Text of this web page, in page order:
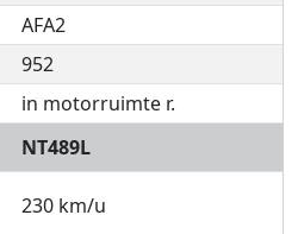
AFA2
952
in motorruimte r.
NT489L
230 km/u